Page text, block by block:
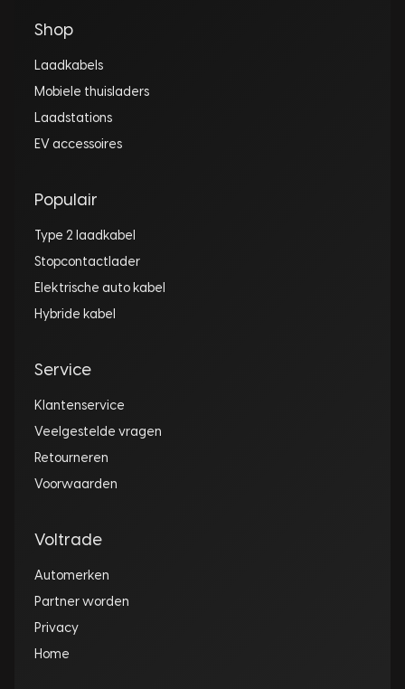
Shop
Laadkabels
Mobiele thuisladers
Laadstations
EV accessoires
Populair
Type 2 laadkabel
Stopcontactlader
Elektrische auto kabel
Hybride kabel
Service
Klantenservice
Veelgestelde vragen
Retourneren
Voorwaarden
Voltrade
Automerken
Partner worden
Privacy
Home